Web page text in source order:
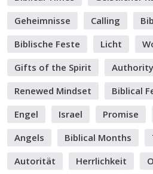
Geheimnisse
Calling
Biblische Feste
Licht
Gifts of the Spirit
Authority
Renewed Mindset
Biblical
Engel
Israel Promise
Angels
Biblical Months
Autorität
Herrlichkeit